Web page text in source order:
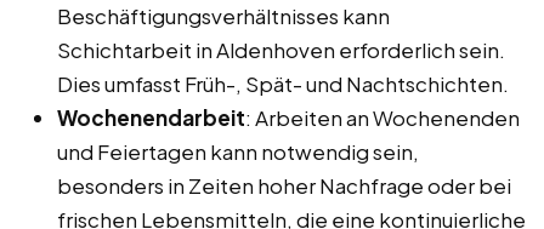
Beschäftigungsverhältnisses kann
Schichtarbeit in Aldenhoven erforderlich sein.
Dies umfasst Früh-, Spät- und Nachtschichten.
Wochenendarbeit: Arbeiten an Wochenenden
und Feiertagen kann notwendig sein,
besonders in Zeiten hoher Nachfrage oder bei
frischen Lebensmitteln, die eine kontinuierliche